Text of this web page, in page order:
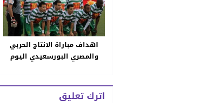
اهداف مباراة الانتاج الحربي
والمصري البورسعيدي اليوم
للمقابلةاترك تعليق